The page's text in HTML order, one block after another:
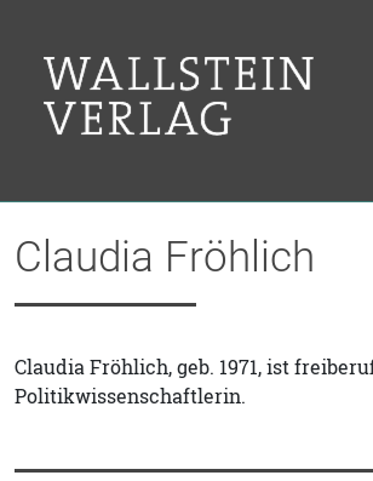
Claudia Fröhlich
Claudia Fröhlich, geb. 1971, ist
Politikwissenschaftlerin.